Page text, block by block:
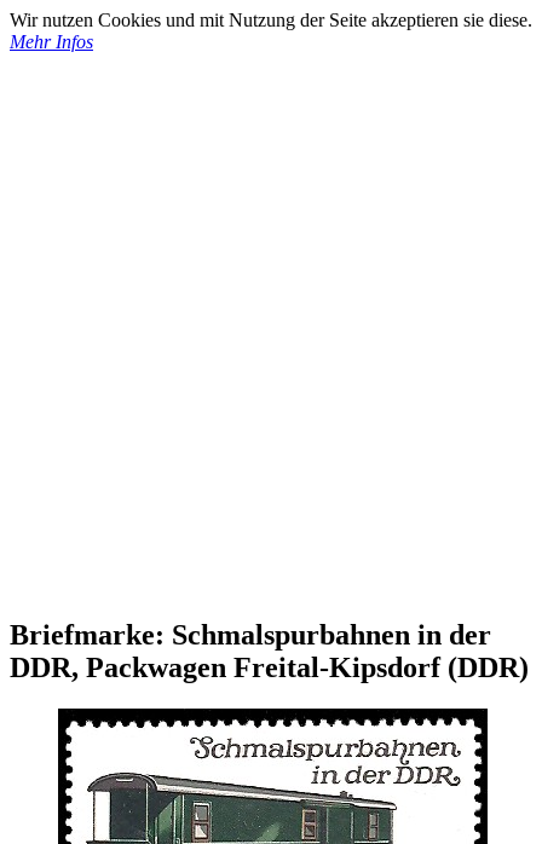
Wir nutzen Cookies und mit Nutzung der Seite akzeptieren sie diese.
Mehr Infos
Briefmarke: Schmalspurbahnen in der
DDR, Packwagen Freital-Kipsdorf (DDR)